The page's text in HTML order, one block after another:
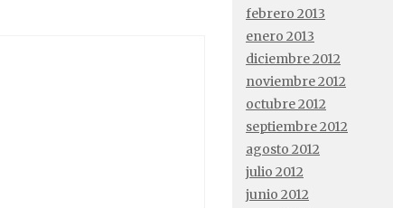
febrero 2013
enero 2013
diciembre 2012
noviembre 2012
octubre 2012
septiembre 2012
agosto 2012
julio 2012
junio 2012